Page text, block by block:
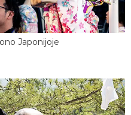
Japonijoje